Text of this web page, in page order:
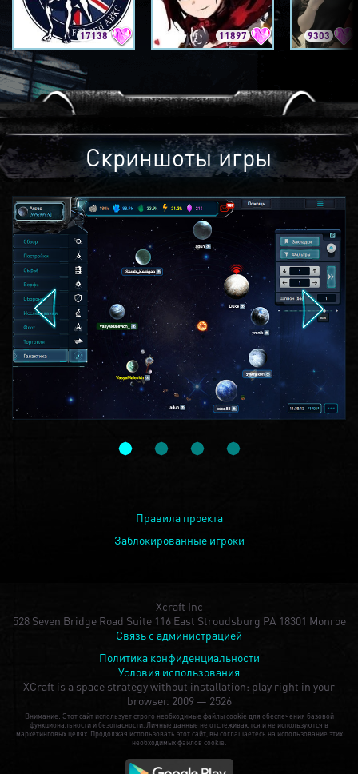
17138 11897 9303
Скриншоты игры
Правила проекта
Заблокированные игроки
Xcraft Inc
528 Seven Bridge Road Suite 116 East Stroudsburg PA 18301 Monroe
Связь с администрацией
Политика конфиденциальности
Условия использования
XCraft is a space strategy without installation: play right in your
browser. 2009 — 2526
Внимание: Этот сайт использует строго необходимые файлы cookie для обеспечения базовой
функциональности и безопасности. Личные данные не отслеживаются и не используются в
маркетинговых целях. Продолжая использовать этот сайт, вы соглашаетесь на использование этих
необходимых файлов cookie.